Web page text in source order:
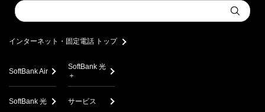
Conduct
a
Submit
インターネット・固定電話 トップ
SoftBank Air
SoftBank 光
＋
SoftBank 光 サービス